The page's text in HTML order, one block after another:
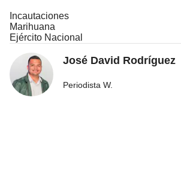
Incautaciones
Marihuana
Ejército Nacional
José David Rodríguez
Periodista W.